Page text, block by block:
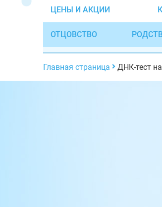
ЦЕНЫ И АКЦИИ
ОТЦОВСТВО
Главная страница ДНК-тест